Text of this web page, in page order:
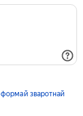
формай зваротнай